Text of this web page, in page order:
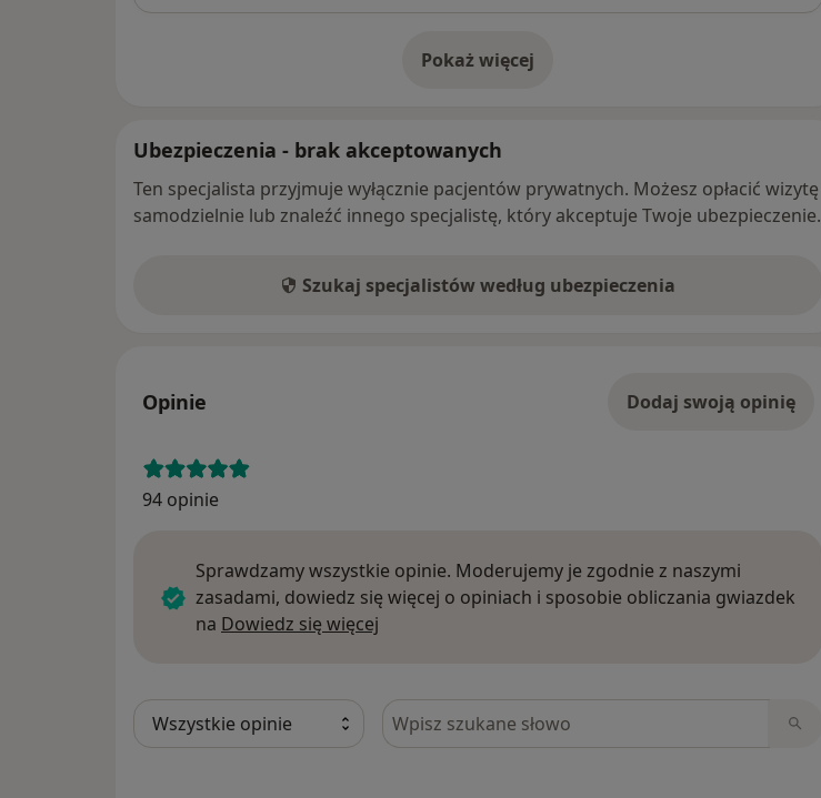
Pokaż więcej
o adresie
Ubezpieczenia - brak akceptowanych
Ten specjalista przyjmuje wyłącznie pacjentów prywatnych. Możesz opłacić wizytę
samodzielnie lub znaleźć innego specjalistę, który akceptuje Twoje ubezpieczenie.
Szukaj specjalistów według ubezpieczenia
Opinie Dodaj swoją opinię
94 opinie
Sprawdzamy wszystkie opinie. Moderujemy je zgodnie z naszymi
zasadami, dowiedz się więcej o opiniach i sposobie obliczania gwiazdek
na Dowiedz się więcej
Szukaj w opiniach